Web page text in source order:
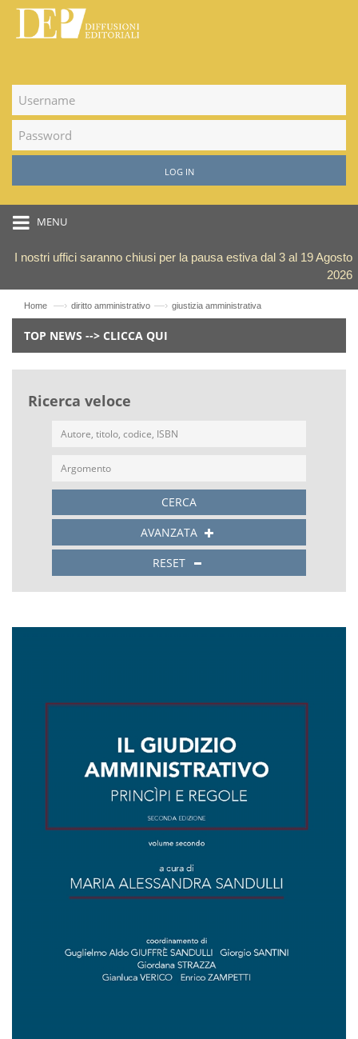
LOG IN
MENU
I nostri uffici saranno chiusi per la pausa estiva dal 3 al 19 Agosto
2026
Home —› diritto amministrativo —› giustizia amministrativa
TOP NEWS --> CLICCA QUI
Ricerca veloce
CERCA
AVANZATA
RESET